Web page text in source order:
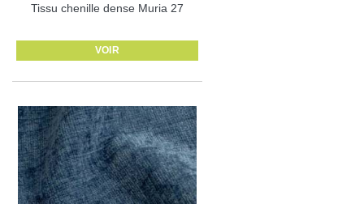
Tissu chenille dense Muria 27
VOIR